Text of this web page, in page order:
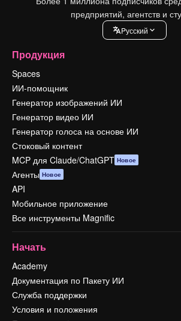
предприятий, агентств и
Pусский
Продукция
Spaces
ИИ-помощник
Генератор изображений ИИ
Генератор видео ИИ
Генератор голоса на основе ИИ
Стоковый контент
MCP для Claude/ChatGPT Новое
Агенты Новое
API
Мобильное приложение
Все инструменты Magnific
Начать
Academy
Документация по Пакету ИИ
Служба поддержки
Условия и положения